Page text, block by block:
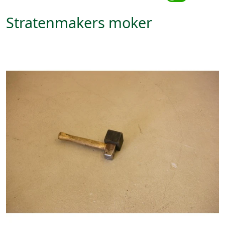
Stratenmakers moker